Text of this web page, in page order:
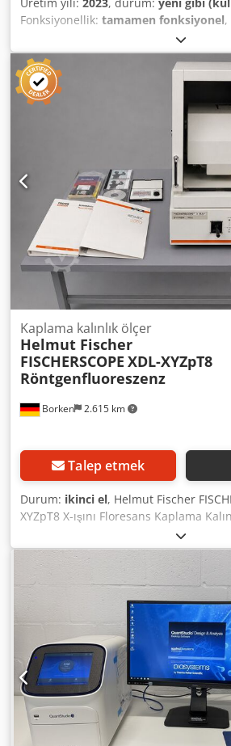
Üretim yılı: 2023, durum: yeni gibi
Fonksiyonellik: tamamen fonksiyonel,
güvenlik çalışma tezgahı MaxiSafe
versiyon. Segmentli paslanmaz çelik
230V priz. İç aydınlatma. UV lamba
8cm (çap). İç bölüm: paslanmaz çelik.
motorlu. Credpowurkqjfx Af Ujf Filtre
YxGxD: 223x190x88cm. İç ölçüler
Çalışma yüksekliği: 76cm.
sahip ekran. Kol destekleri.
19.401,61€. Satın alma tarihi: 04/2024.
Borken 2.615 km
Kaplama kalınlık ölçer
Helmut Fischer
FISCHERSCOPE XDL-XYZpT8
Röntgenfluoreszenz
Talep etmek
Durum: ikinci el, Helmut Fischer
XYZpT8 X-ışını Floresans Kaplama
Üretici: Helmut Fischer GmbH + Co.
XYZpT8 Model: FISCHERSCOPE X-RAY
Floresans Ölçüm Cihazı / Kaplama
(XRF / RFA) Satışa sunulan, Helmut
üretimi kullanılmış bir X-ışını
FISCHERSCOPE X-RAY, X-ışını
yöntemiyle tahribatsız kaplama
malzeme analizi için uygundur.
kaplamaların, korozyon önleyici
metalik kaplamaların ölçümü için
kontrol, kaplama teknolojisi, yüzey
laboratuvar uygulamalarında
depodan çıkarılmış olup, açıkça